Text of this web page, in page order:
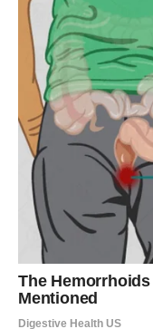
Sudbina im
pripada
Blizanci ulaze u
svoje mesto. Ono
životno, sada se
da univerzum